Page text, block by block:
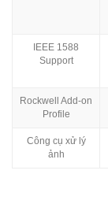
IEEE 1588
Support
Rockwell Add-on
Profile
Công cụ xử lý
ảnh